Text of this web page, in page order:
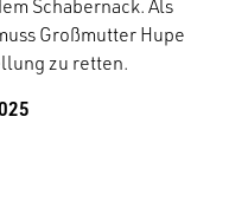
Schabernack. Als
Großmutter Hupe
zu retten.